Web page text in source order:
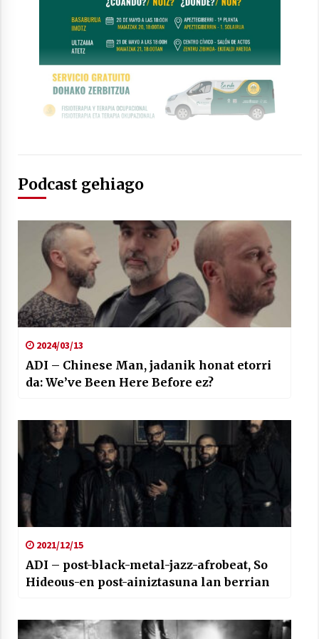
Arrosaren laburpen bideoa Hamaika
Telebistaren eskutik
Podcast gehiago
2024/03/13
ADI – Chinese Man, jadanik honat etorri
da: We’ve Been Here Before ez?
2021/12/15
ADI – post-black-metal-jazz-afrobeat, So
Hideous-en post-ainiztasuna lan berrian